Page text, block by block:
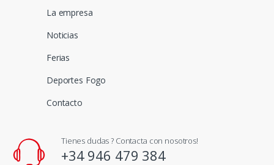
La empresa
Noticias
Ferias
Deportes Fogo
Contacto
Tienes dudas ? Contacta con nosotros!
+34 946 479 384